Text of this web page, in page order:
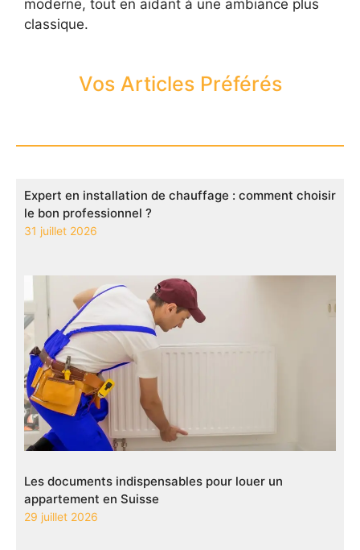
moderne, tout en aidant à une ambiance plus
classique.
Vos Articles Préférés
Expert en installation de chauffage : comment choisir
le bon professionnel ?
31 juillet 2026
Les documents indispensables pour louer un
appartement en Suisse
29 juillet 2026